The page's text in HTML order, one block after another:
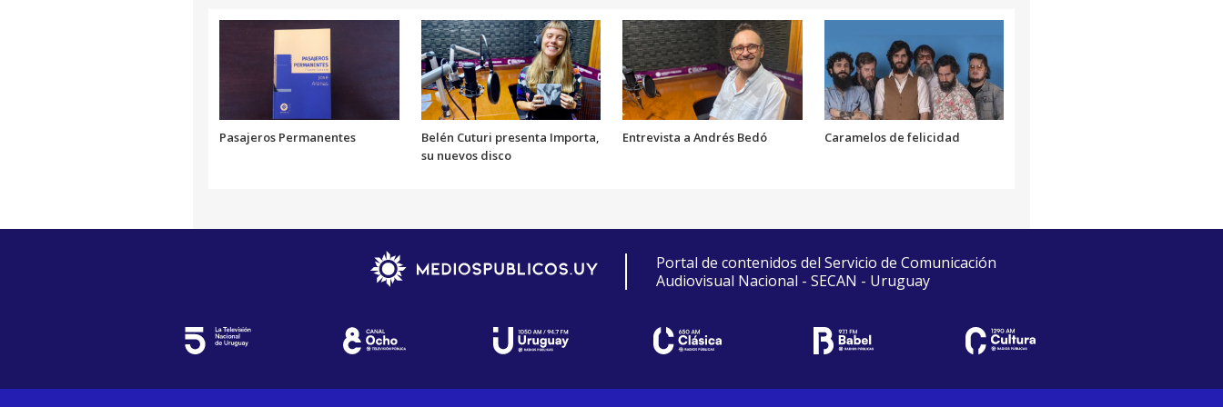
Pasajeros Permanentes
Belén Cuturi presenta Importa,
su nuevos disco
Entrevista a Andrés Bedó Caramelos de felicidad
Portal de contenidos del Servicio de Comunicación
Audiovisual Nacional - SECAN - Uruguay